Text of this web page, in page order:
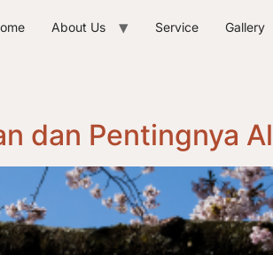
About Us Service Gallery
dan Pentingnya